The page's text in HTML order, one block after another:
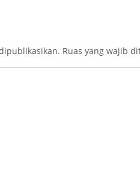
Ruas yang wajib